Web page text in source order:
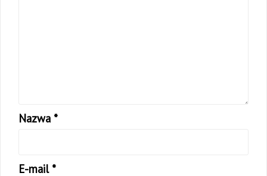
Nazwa *
E-mail *